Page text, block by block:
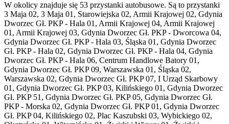
W okolicy znajduje się 53 przystanki autobusowe. Są to przystanki
3 Maja 02, 3 Maja 01, Starowiejska 02, Armii Krajowej 02, Gdynia
Dworzec Gł. PKP - Hala 01, Armii Krajowej 04, Armii Krajowej
01, Armii Krajowej 03, Gdynia Dworzec Gł. PKP - Dworcowa 04,
Gdynia Dworzec Gł. PKP - Hala 03, Śląska 01, Gdynia Dworzec
Gł. PKP - Hala 02, Gdynia Dworzec Gł. PKP - Hala 04, Gdynia
Dworzec Gł. PKP - Hala 06, Centrum Handlowe Batory 01,
Gdynia Dworzec Gł. PKP 09, Warszawska 01, Śląska 02,
Warszawska 02, Gdynia Dworzec Gł. PKP 07, I Urząd Skarbowy
01, Gdynia Dworzec Gł. PKP 03, Kilińskiego 01, Gdynia Dworzec
Gł. PKP 51, Gdynia Dworzec Gł. PKP 05, Gdynia Dworzec Gł.
PKP - Morska 02, Gdynia Dworzec Gł. PKP 01, Gdynia Dworzec
Gł. PKP 04, Kilińskiego 02, Plac Kaszubski 03, Wybickiego 02,